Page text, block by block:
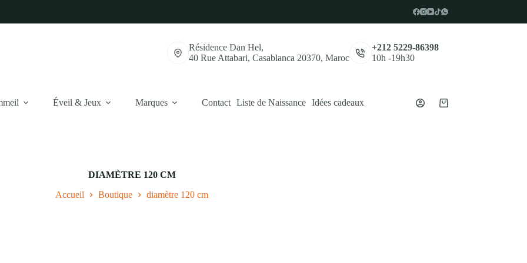
Résidence Dan Hel,
40 Rue Attabari, Casablanca 20370, Maroc
+212 5229-86398
10h -19h30
Éveil & Jeux Marques Contact Liste de Naissance Idées cadeaux
Panier
DIAMÈTRE 120 CM
Accueil Boutique diamètre 120 cm